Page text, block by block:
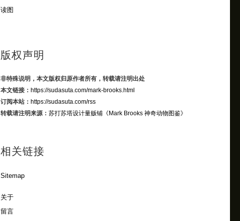
读图
版权声明
非特殊说明，本文版权归原作者所有，转载请注明出处
本文链接： https://sudasuta.com/mark-brooks.html
订阅本站： https://sudasuta.com/rss
转载请注明来源： 苏打苏塔设计量贩铺《Mark Brooks 神奇动物图鉴》
相关链接
Sitemap
关于
留言